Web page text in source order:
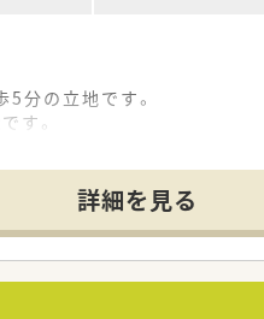
5分の立地です。
す。
んは2名体制です。
ビニがあり便利です。
がない方も安心です。
の募集です。
能な方を歓迎しています。
詳細を見る